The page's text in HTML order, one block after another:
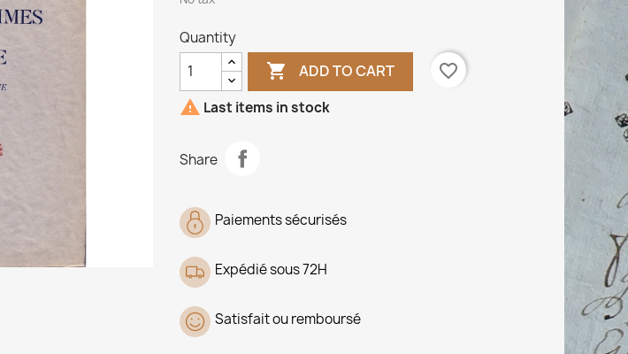
Quantity
 ADD TO CART
favorite_border
 Last items in stock
Share
Paiements sécurisés
Expédié sous 72H
Satisfait ou remboursé